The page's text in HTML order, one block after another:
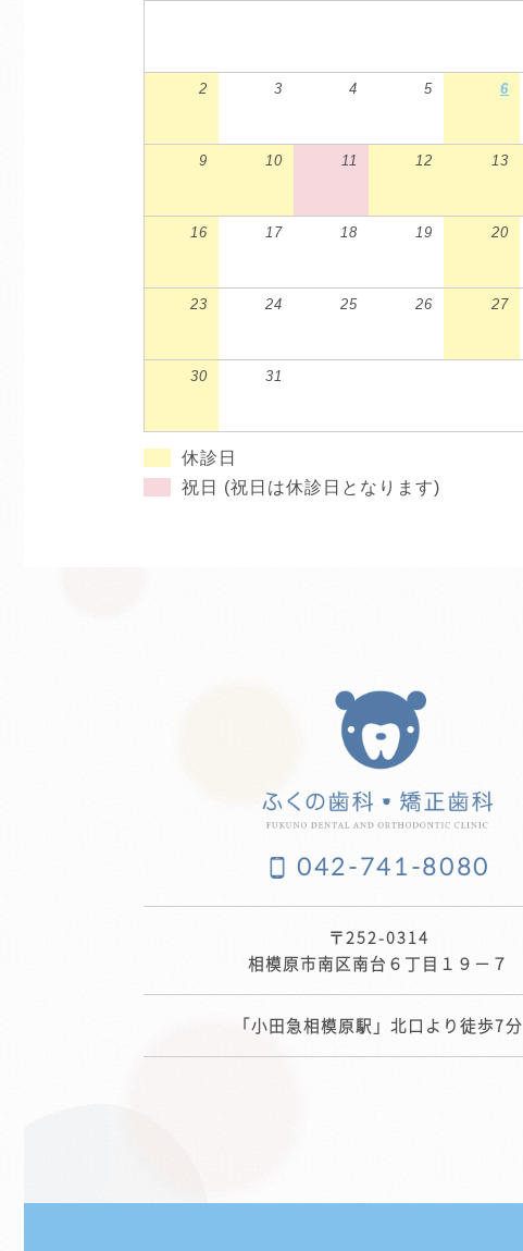
2 3 4 5 6
9 10 11 12 13
16 17 18 19 20
23 24 25 26 27
30 31
休診日
祝日 (祝日は休診日となります)
042-741-8080
〒252-0314
相模原市南区南台６丁目１９−７
「小田急相模原駅」北口より徒歩7分